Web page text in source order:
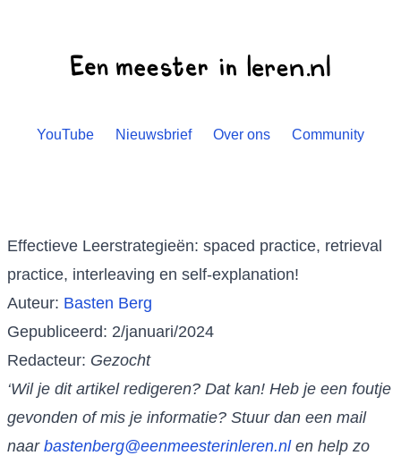
YouTube Nieuwsbrief Over ons Community
Effectieve Leerstrategieën: spaced practice, retrieval
practice, interleaving en self-explanation!
Auteur: Basten Berg
Gepubliceerd: 2/januari/2024
Redacteur: Gezocht
‘Wil je dit artikel redigeren? Dat kan! Heb je een foutje
gevonden of mis je informatie? Stuur dan een mail
naar bastenberg@eenmeesterinleren.nlen help zo